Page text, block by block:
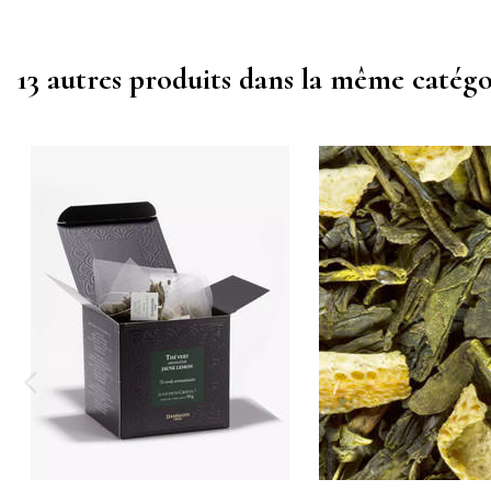
13 autres produits dans la même